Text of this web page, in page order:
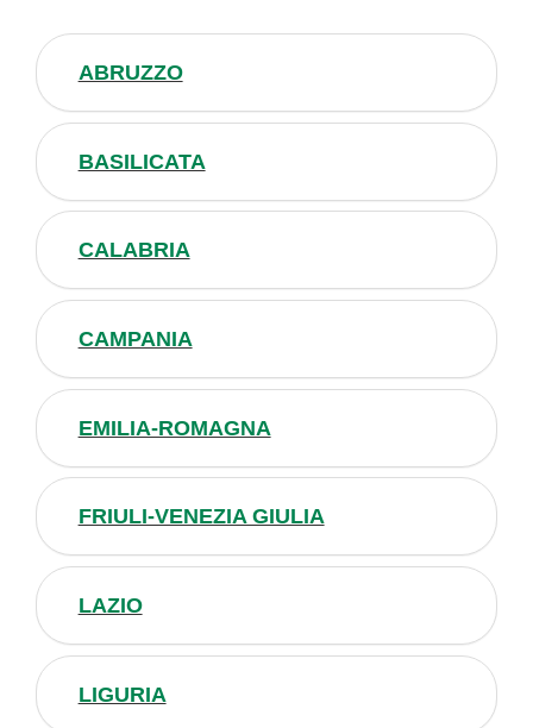
ABRUZZO
BASILICATA
CALABRIA
CAMPANIA
EMILIA-ROMAGNA
FRIULI-VENEZIA GIULIA
LAZIO
LIGURIA